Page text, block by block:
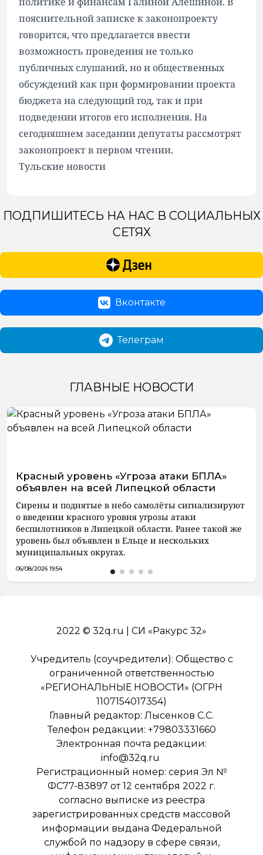
пояснительной записке к законопроекту
говорится, что предлагается ввести
возможность проведения не только
публичных слушаний, но и общественных
обсуждений как при формировании проекта
бюджета на следующий год, так и при
подведении итогов его исполнения. На
сегодняшнем заседании депутаты рассмотрят
законопроект в первом чтении.
Тульские новости
ПОДПИШИТЕСЬ НА НАС В СОЦИАЛЬНЫХ
СЕТЯХ
Вконтакте
Телеграм
ГЛАВНЫЕ НОВОСТИ
Красный уровень «Угроза атаки БПЛА»
объявлен на всей Липецкой области
Сирены и поднятые в небо самолёты сигнализируют
о введении красного уровня угрозы атаки
беспилотников в Липецкой области. Ранее такой же
уровень был объявлен в Ельце и нескольких
муниципальных округах.
06/08/2026 19:54
2022 © 32q.ru | СИ «Ракурс 32»
Учредитель (соучредители): Общество с
ограниченной ответственностью
«РЕГИОНАЛЬНЫЕ НОВОСТИ» (ОГРН
1107154017354)
Главный редактор: Лысенков С.С.
Телефон редакции: +79803331660
Электронная почта редакции:
info@32q.ru
Регистрационный номер: серия Эл №
ФС77-83897 от 12 сентября 2022 г.
согласно выписке из реестра
зарегистрированных средств массовой
информации выдана Федеральной
службой по надзору в сфере связи,